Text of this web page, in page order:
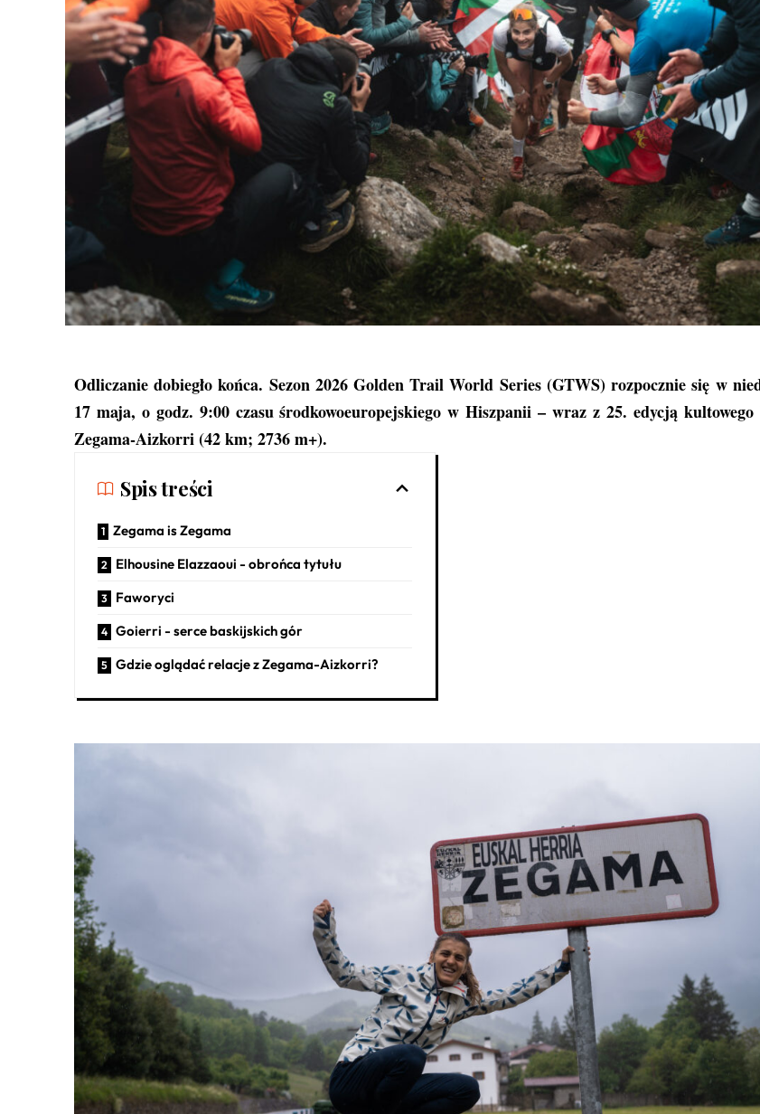
Odliczanie dobiegło końca. Sezon 2026 Golden Trail World Series (GTWS) rozpocznie się w
17 maja, o godz. 9:00 czasu środkowoeuropejskiego w Hiszpanii – wraz z 25. edycją kultowego
Zegama-Aizkorri (42 km; 2736 m+).
Spis treści
Zegama is Zegama
Elhousine Elazzaoui - obrońca tytułu
Faworyci
Goierri - serce baskijskich gór
Gdzie oglądać relacje z Zegama-Aizkorri?